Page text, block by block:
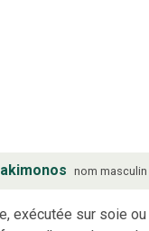
nom masculin
exécutée sur soie